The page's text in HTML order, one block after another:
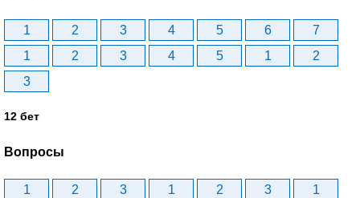
1 2 3 4 5 6
7
1
2 3 4 5 1
2
3
12 бет
Вопросы
1 2 3 1 2 3
1